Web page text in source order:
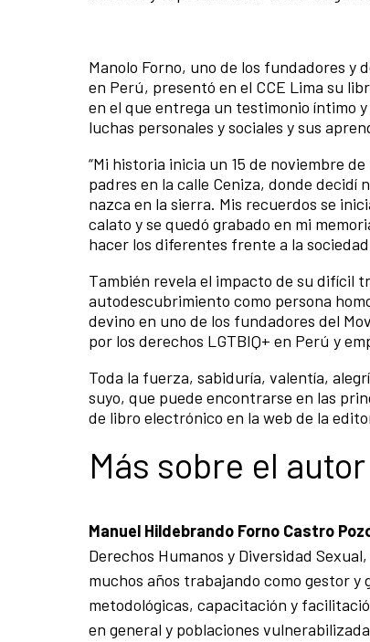
Manolo Forno, uno de los fundadores y
en Perú, presentó en el CCE Lima su
en el que entrega un testimonio íntimo
luchas personales y sociales y sus
“Mi historia inicia un 15 de noviembre
padres en la calle Ceniza, donde decidí
nazca en la sierra. Mis recuerdos se
calato y se quedó grabado en mi
hacer los diferentes frente a la
También revela el impacto de su difícil
autodescubrimiento como persona
devino en uno de los fundadores del
por los derechos LGTBIQ+ en Perú y
Toda la fuerza, sabiduría, valentía,
suyo, que puede encontrarse en las
de libro electrónico en la web de la
Más sobre el autor
Manuel Hildebrando Forno Castro
Derechos Humanos y Diversidad
muchos años trabajando como gestor
metodológicas, capacitación y
en general y poblaciones